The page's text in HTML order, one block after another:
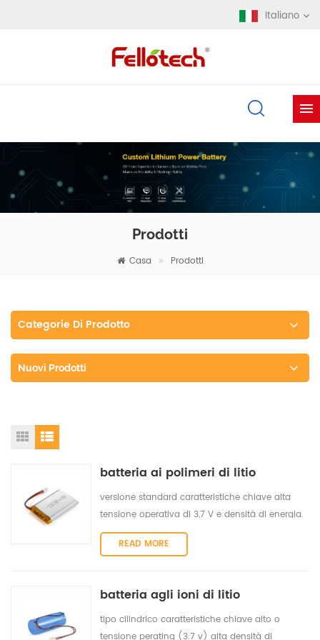
Italiano
Prodotti
Casa Prodotti
Categorie Di Prodotto
Nuovi Prodotti
batteria ai polimeri di litio
versione standard caratteristiche chiave alta
tensione operativa di 3,7 V e densità di energia.
alta velocità di scarica per dispositivi più
potenti. Le batterie ai polimeri di litio hanno una
videocamera e altri dispositivi. scarico stabile in
varie condizioni di temperatura ambientale. Le
batterie ai polimeri di ioni di litio forniscono una
READ MORE
batteria agli ioni di litio
tipo cilindrico caratteristiche chiave alto o
tensione perating (3.7 v) alta densità di